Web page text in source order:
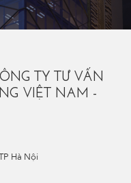
TY TƯ VẤN
VIỆT NAM -
Hà Nội